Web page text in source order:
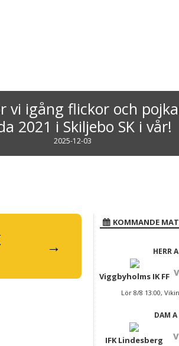
vi igång flickor och
2021 i Skiljebo SK i vår!
2025-12-03
→
KOMMANDE
HERR
Viggbyholms IK FF
Lör 8/8 13:00,
DAM
IFK Lindesberg